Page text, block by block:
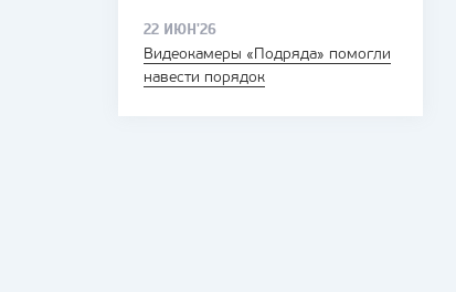
22 ИЮН'26
Видеокамеры «Подряда» помогли
навести порядок